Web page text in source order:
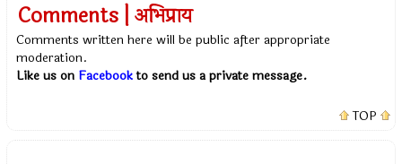
Comments | अभिप्राय
Comments written here will be public after appropriate
moderation.
Like us on Facebookto send us a private message.
TOP